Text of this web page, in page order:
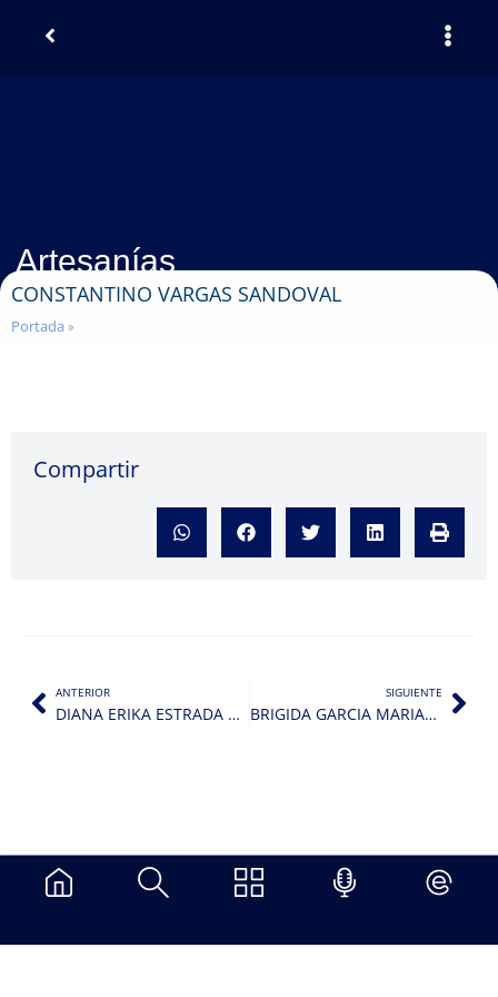
Artesanías
CONSTANTINO VARGAS SANDOVAL
Portada »
Compartir
ANTERIOR
DIANA ERIKA ESTRADA BELLO
SIGUIENTE
BRIGIDA GARCIA MARIACA